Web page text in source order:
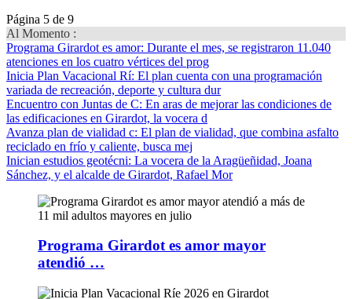
Página 5 de 9
Al Momento :
Programa Girardot es amor: Durante el mes, se registraron 11.040
atenciones en los cuatro vértices del prog
Inicia Plan Vacacional Rí: El plan cuenta con una programación
variada de recreación, deporte y cultura dur
Encuentro con Juntas de C: En aras de mejorar las condiciones de
las edificaciones en Girardot, la vocera d
Avanza plan de vialidad c: El plan de vialidad, que combina asfalto
reciclado en frío y caliente, busca mej
Inician estudios geotécni: La vocera de la Aragüeñidad, Joana
Sánchez, y el alcalde de Girardot, Rafael Mor
Programa Girardot es amor mayor
atendió …